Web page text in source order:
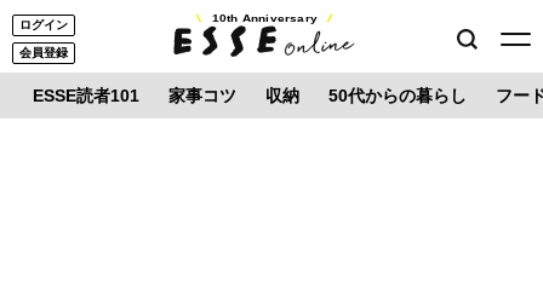
ログイン
会員登録
10th Anniversary
ESSE読者101 家事コツ 収納 50代からの暮らし フー